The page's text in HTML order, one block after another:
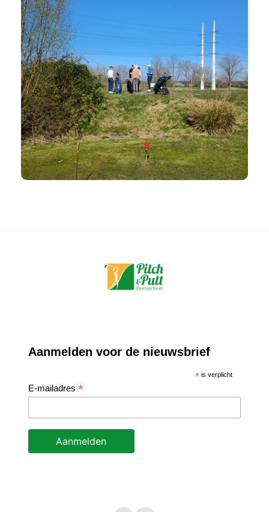
Aanmelden voor de nieuwsbrief
*is verplicht
E-mailadres *